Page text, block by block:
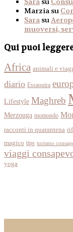
Marzia su
Sara su
muoversi,
Qui puoi
Africa animali e
diario Essaouira
Lifestyle Maghreb
Merzouga momondo
racconti in quarantena
magico tips turismo
viaggi
yoga